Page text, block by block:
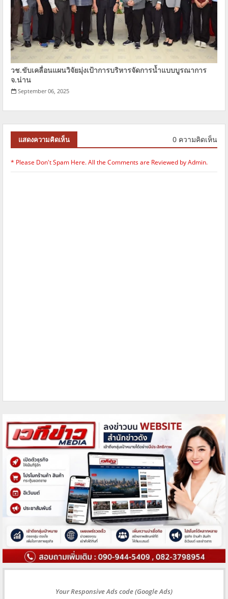
วช.ขับเคลื่อนแผนวิจัยมุ่งเป้าการบริหารจัดการนํ้าแบบบูรณาการ
จ.น่าน
September 06, 2025
แสดงความคิดเห็น 0 ความคิดเห็น
* Please Don't Spam Here. All the Comments are Reviewed by Admin.
Your Responsive Ads code (Google Ads)